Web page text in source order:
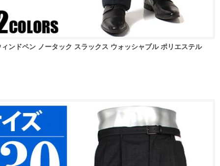
ンドペン ノータック スラックス ウォッシャブル ポリエステル